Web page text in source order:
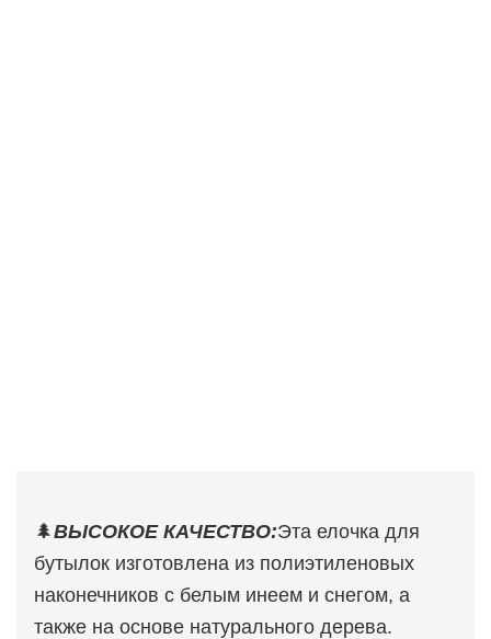
🌲ВЫСОКОЕ КАЧЕСТВО:Эта елочка для
бутылок изготовлена ​​из полиэтиленовых
наконечников с белым инеем и снегом, а
также на основе натурального дерева.